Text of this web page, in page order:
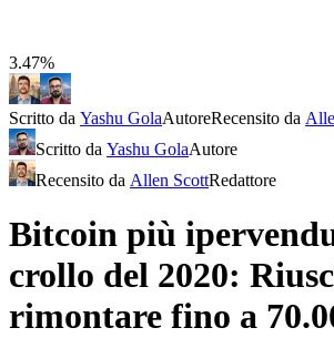
3.47%
Scritto da Yashu GolaAutoreRecensito da
Scritto da Yashu GolaAutore
Recensito da Allen ScottRedattore
Bitcoin più
crollo del 2020:
rimontare fino a